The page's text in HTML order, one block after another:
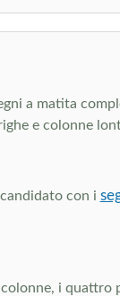
a matita
e colonne
con i
i